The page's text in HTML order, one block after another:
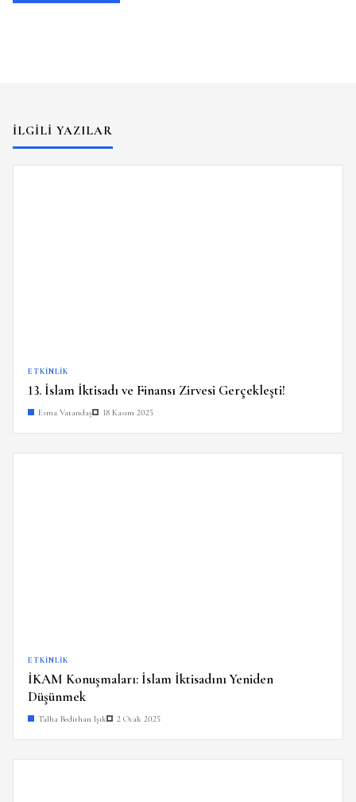
İLGILI YAZILAR
ETKINLIK
13. İslam İktisadı ve Finansı Zirvesi Gerçekleşti!
Esma Vatandaş 18 Kasım 2025
ETKINLIK
İKAM Konuşmaları: İslam İktisadını Yeniden
Düşünmek
Talha Bedirhan Işık 2 Ocak 2025